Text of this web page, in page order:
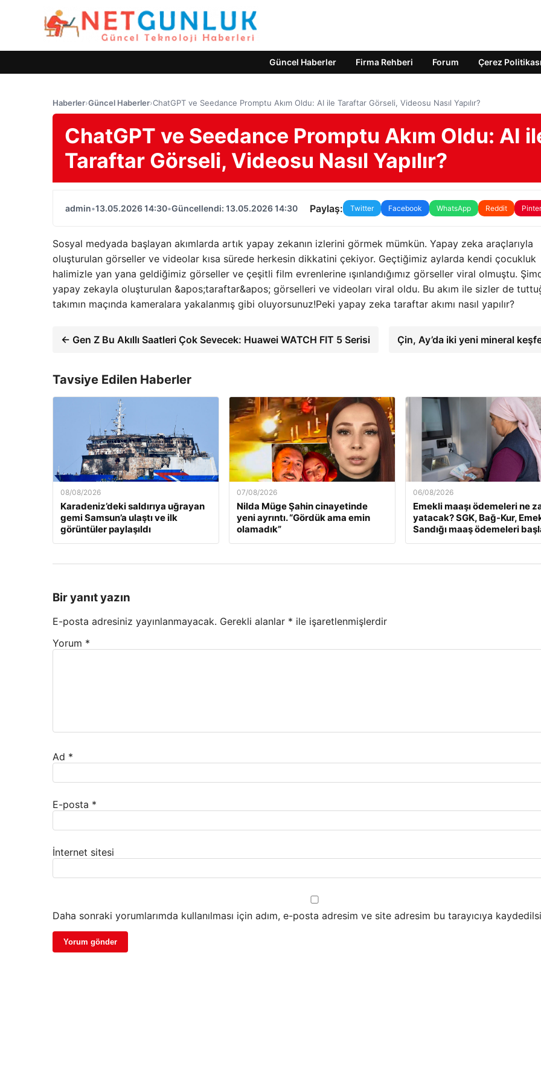
Güncel Haberler Firma Rehberi Forum Çerez Politikası
Haberler›Güncel Haberler›ChatGPT ve Seedance Promptu Akım Oldu: AI ile Taraftar Görseli, Videosu Nasıl Yapılır?
ChatGPT ve Seedance Promptu Akım Oldu: AI
Taraftar Görseli, Videosu Nasıl Yapılır?
admin•13.05.2026 14:30•Güncellendi: 13.05.2026 14:30 Paylaş: Twitter Facebook WhatsApp Reddit
Sosyal medyada başlayan akımlarda artık yapay zekanın izlerini görmek mümkün. Yapay zeka araçlarıyla
oluşturulan görseller ve videolar kısa sürede herkesin dikkatini çekiyor. Geçtiğimiz aylarda kendi çocukluk
halimizle yan yana geldiğimiz görseller ve çeşitli film evrenlerine ışınlandığımız görseller viral olmuştu.
yapay zekayla oluşturulan &apos;taraftar&apos; görselleri ve videoları viral oldu. Bu akım ile sizler de
takımın maçında kameralara yakalanmış gibi oluyorsunuz!Peki yapay zeka taraftar akımı nasıl yapılır?
← Gen Z Bu Akıllı Saatleri Çok Sevecek: Huawei WATCH FIT 5 Serisi Çin, Ay’da iki yeni mineral
Tavsiye Edilen Haberler
08/08/2026
Karadeniz’deki saldırıya uğrayan
gemi Samsun’a ulaştı ve ilk
görüntüler paylaşıldı
07/08/2026
Nilda Müge Şahin cinayetinde
yeni ayrıntı. “Gördük ama emin
olamadık”
06/08/2026
Emekli maaşı ödemeleri ne
yatacak? SGK, Bağ-Kur,
Sandığı maaş ödemeleri
Bir yanıt yazın
E-posta adresiniz yayınlanmayacak. Gerekli alanlar * ile işaretlenmişlerdir
Yorum *
Ad *
E-posta *
İnternet sitesi
Daha sonraki yorumlarımda kullanılması için adım, e-posta adresim ve site adresim bu tarayıcıya